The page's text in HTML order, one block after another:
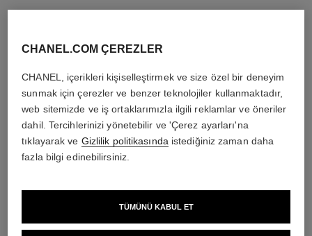
plume de chanel yüzük
pırlantalar
Ref. J62826İstek üzerine fiyat
Detayları görüntüle
CHANEL.COM ÇEREZLER
CHANEL, içerikleri kişiselleştirmek ve size özel bir deneyim
sunmak için çerezler ve benzer teknolojiler kullanmaktadır,
web sitemizde ve iş ortaklarımızla ilgili reklamlar ve öneriler
dahil. Tercihlerinizi yönetebilir ve 'Çerez ayarları'na
tıklayarak ve Gizlilik politikasında istediğiniz zaman daha
fazla bilgi edinebilirsiniz.
TÜMÜNÜ KABUL ET